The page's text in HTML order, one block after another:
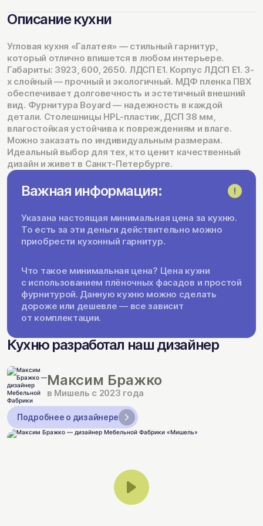
Описание кухни
Угловая кухня «Галатея» — стильный гарнитур,
который отлично впишется в любом интерьере.
Габариты: 3923, 600, 2650. ЛДСП Е1. Корпус ЛДСП Е1. 3-
х слойный — прочный и экологичный. МДФ пленка ПВХ
обеспечивает долговечность и эстетичный внешний
вид. Фурнитура Boyard — надежность в каждой
детали. Столешницы HPL-пластик, ДСП 38 мм,
влагостойкая устойчива к повреждениям и влаге.
Можно заказать по индивидуальным размерам.
Идеальный выбор для тех, кто ценит качественный
дизайн и живет в Санкт-Петербурге.
Важная информация:
Указана настоящая минимальная цена за кухню.
То есть за эти деньги действительно можно
приобрести кухонный гарнитур.
Что такое минимальная цена? Цена кухни
с использованием плёночных фасадов и простой
фурнитурой. Данную кухню можно сделать
дороже или дешевле — все зависит
от комплектации.
Кухню разработал наш дизайнер
Максим Бражко
в Мишель с 2023 года
Подробнее о дизайнере